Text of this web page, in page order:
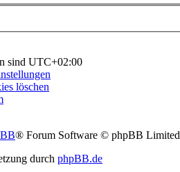
sind UTC+02:00
löschen
® Forum Software © phpBB Limited
durch phpBB.de